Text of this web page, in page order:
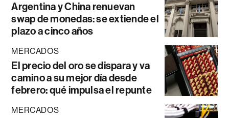
Argentina y China renuevan
swap de monedas: se extiende el
plazo a cinco años
MERCADOS
El precio del oro se dispara y va
camino a su mejor día desde
febrero: qué impulsa el repunte
MERCADOS